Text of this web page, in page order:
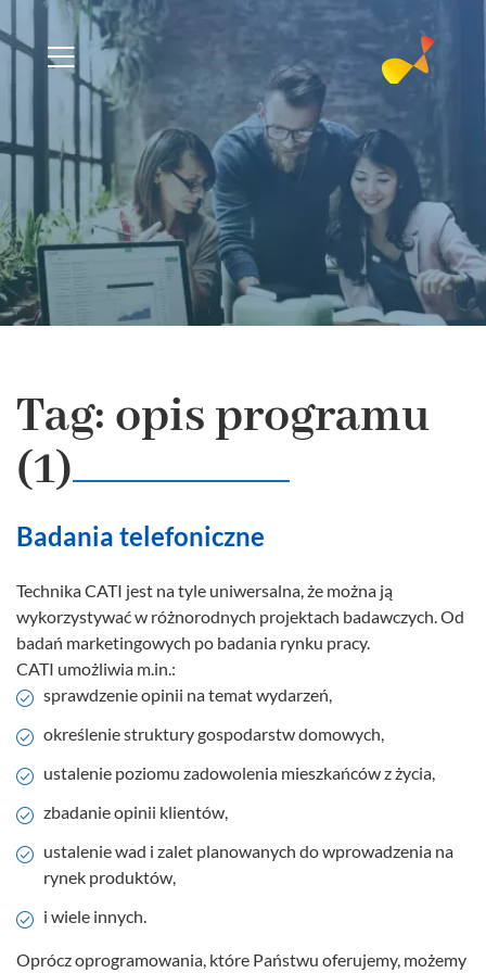
Tag: opis programu
(1)
Badania telefoniczne
Technika CATI jest na tyle uniwersalna, że można ją
wykorzystywać w różnorodnych projektach badawczych. Od
badań marketingowych po badania rynku pracy.
CATI umożliwia m.in.:
sprawdzenie opinii na temat wydarzeń,
określenie struktury gospodarstw domowych,
ustalenie poziomu zadowolenia mieszkańców z życia,
zbadanie opinii klientów,
ustalenie wad i zalet planowanych do wprowadzenia na
rynek produktów,
i wiele innych.
Oprócz oprogramowania, które Państwu oferujemy, możemy